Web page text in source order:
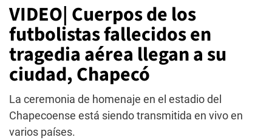
VIDEO| Cuerpos de los
futbolistas fallecidos en
tragedia aérea llegan a su
ciudad, Chapecó
La ceremonia de homenaje en el estadio del
Chapecoense está siendo transmitida en vivo en
varios países.